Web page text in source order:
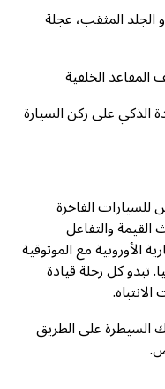
الجلد المثقب، عجلة
الذكي على ركن السيارة
مجرد منافس للسيارات الفاخرة
القيمة والتفاعل
الأوروبية مع الموثوقية
تبدو كل رحلة قيادة
السيطرة على الطريق